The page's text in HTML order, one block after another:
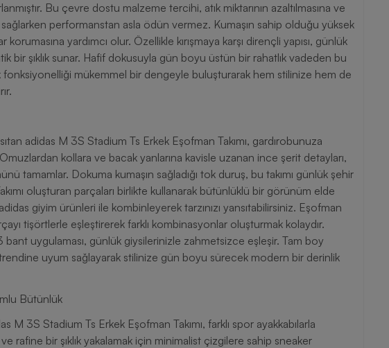
Bu çevre dostu malzeme tercihi, atık miktarının azaltılmasına ve
sağlarken performanstan asla ödün vermez. Kumaşın sahip olduğu yüksek
korumasına yardımcı olur. Özellikle kırışmaya karşı dirençli yapısı, günlük
bir şıklık sunar. Hafif dokusuyla gün boyu üstün bir rahatlık vadeden bu
fonksiyonelliği mükemmel bir dengeyle buluşturarak hem stilinize hem de
adidas M 3S Stadium Ts Erkek Eşofman Takımı, gardırobunuza
kollara ve bacak yanlarına kavisle uzanan ince şerit detayları,
tamamlar. Dokuma kumaşın sağladığı tok duruş, bu takımı günlük şehir
oluşturan parçaları birlikte kullanarak bütünlüklü bir görünüm elde
giyim ürünleri ile kombinleyerek tarzınızı yansıtabilirsiniz. Eşofman
tişörtlerle eşleştirerek farklı kombinasyonlar oluşturmak kolaydır.
uygulaması, günlük giysilerinizle zahmetsizce eşleşir. Tam boy
trendine uyum sağlayarak stilinize gün boyu sürecek modern bir derinlik
Bütünlük
M 3S Stadium Ts Erkek Eşofman Takımı, farklı spor ayakkabılarla
rafine bir şıklık yakalamak için minimalist çizgilere sahip sneaker